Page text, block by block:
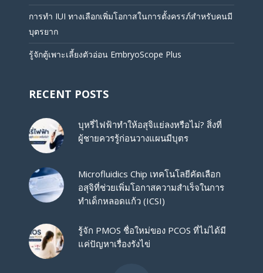
การทำ IUI ทางเลือกเพิ่มโอกาสในการตั้งครรภ์สำหรับคนมี
บุตรยาก
รู้จักตู้เพาะเลี้ยงตัวอ่อน EmbryoScope Plus
RECENT POSTS
บุหรี่ไฟฟ้าทำให้อสุจิแย่ลงหรือไม่? สิ่งที่
ผู้ชายควรรู้ก่อนวางแผนมีบุตร
Microfluidics Chip เทคโนโลยีคัดเลือก
อสุจิที่ช่วยเพิ่มโอกาสความสำเร็จในการ
ทำเด็กหลอดแก้ว (ICSI)
รู้จัก PMOS ชื่อใหม่ของ PCOS ที่ไม่ได้มี
แค่ปัญหาเรื่องรังไข่